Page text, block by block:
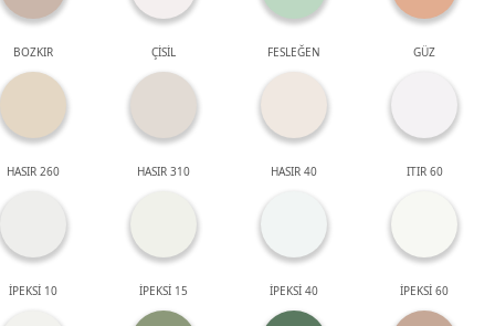
BOZKIR ÇİSİL FESLEĞEN GÜZ
HASIR 260 HASIR 310 HASIR 40 ITIR 60
İPEKSİ 10 İPEKSİ 15 İPEKSİ 40 İPEKSİ 60